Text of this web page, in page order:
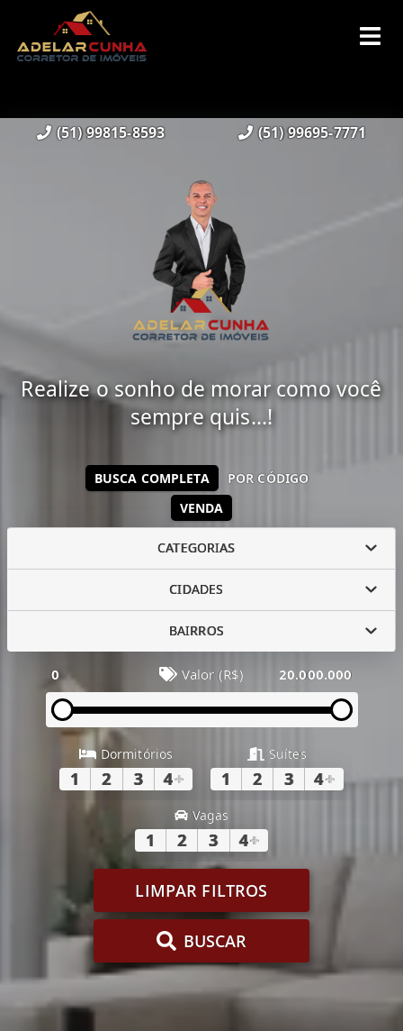
(51) 99815-8593 (51) 99695-7771
Realize o sonho de morar como você
sempre quis...!
VENDA
BUSCA COMPLETA POR CÓDIGO
CATEGORIAS
CIDADES
BAIRROS
0 Valor (R$) 20.000.000
Dormitórios
1 2 3 4+
Suítes
1 2 3 4+
Vagas
1 2 3 4+
LIMPAR FILTROS
BUSCAR